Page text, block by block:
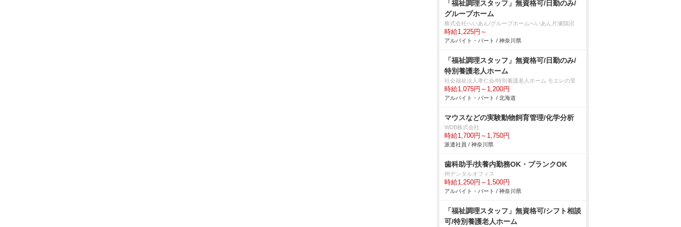
「福祉調理スタッフ」無資格可/日勤のみ/
グループホーム
株式会社へいあん/グループホームへいあん片瀬鵠沼
時給1,225円～
アルバイト・パート / 神奈川県
「福祉調理スタッフ」無資格可/日勤のみ/
特別養護老人ホーム
社会福祉法人孝仁会/特別養護老人ホーム モエレの里
時給1,075円～1,200円
アルバイト・パート / 北海道
マウスなどの実験動物飼育管理/化学分析
WDB株式会社
時給1,700円～1,750円
派遣社員 / 神奈川県
歯科助手/扶養内勤務OK・ブランクOK
州デンタルオフィス
時給1,250円～1,500円
アルバイト・パート / 神奈川県
「福祉調理スタッフ」無資格可/シフト相談
可/特別養護老人ホーム